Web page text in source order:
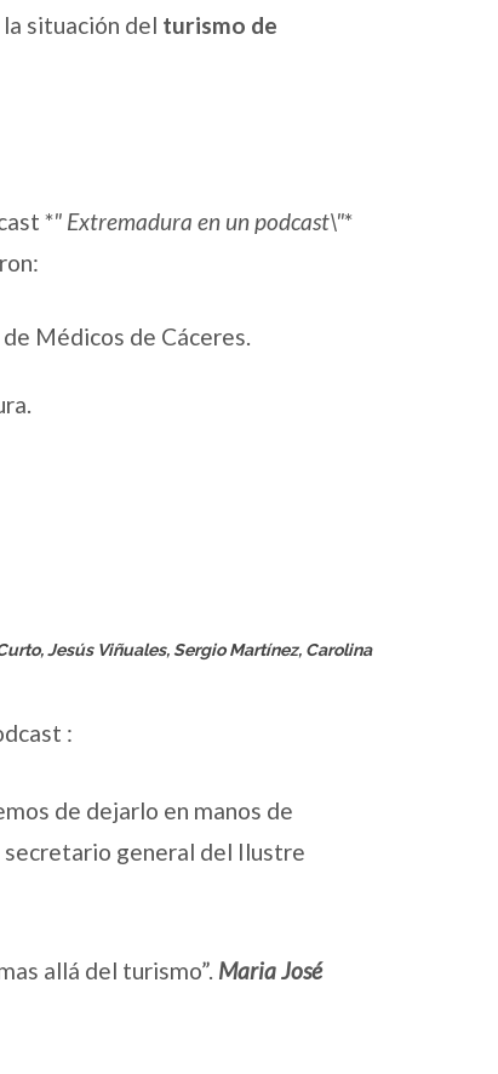
situación del turismo de
*" Extremadura en un podcast\"*
Médicos de Cáceres.
Jesús Viñuales, Sergio Martínez, Carolina
:
de dejarlo en manos de
secretario general del Ilustre
allá del turismo”. Maria José